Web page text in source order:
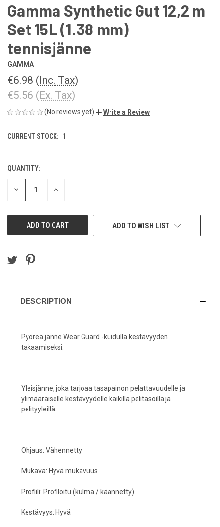
Gamma Synthetic Gut 12,2 m
Set 15L (1.38 mm)
tennisjänne
GAMMA
€6.98 (Inc. Tax)
€5.56 (Ex. Tax)
(No reviews yet) Write a Review
CURRENT STOCK: 1
QUANTITY:
DECREASE INCREASE
ADD TO WISH LIST
DESCRIPTION
Pyöreä jänne Wear Guard -kuidulla kestävyyden
takaamiseksi.
Yleisjänne, joka tarjoaa tasapainon pelattavuudelle ja
ylimääräiselle kestävyydelle kaikilla pelitasoilla ja
pelityyleillä.
Ohjaus: Vähennetty
Mukava: Hyvä mukavuus
Profiili: Profiloitu (kulma / käännetty)
Kestävyys: Hyvä